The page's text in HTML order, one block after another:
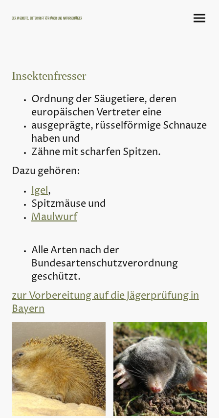
Der Jagdbote, Zeitschrift für Jäger und Naturschützer
Insektenfresser
Ordnung der Säugetiere, deren
europäischen Vertreter eine
ausgeprägte, rüsselförmige Schnauze
haben und
Zähne mit scharfen Spitzen.
Dazu gehören:
Igel,
Spitzmäuse und
Maulwurf
Alle Arten nach der
Bundesartenschutzverordnung
geschützt.
zur Vorbereitung auf die Jägerprüfung in
Bayern